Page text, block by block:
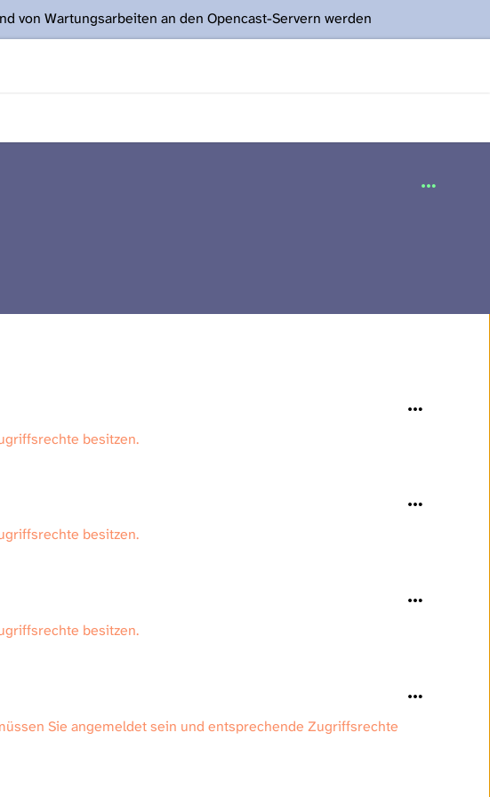
von Wartungsarbeiten an den Opencast-Servern werden
besitzen.
besitzen.
besitzen.
Sie angemeldet sein und entsprechende Zugriffsrechte